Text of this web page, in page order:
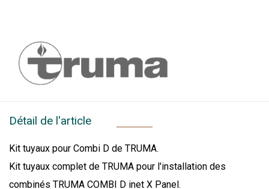
Détail de l'article
Kit tuyaux pour Combi D de TRUMA.
Kit tuyaux complet de TRUMA pour l'installation des
combinés TRUMA COMBI D inet X Panel.